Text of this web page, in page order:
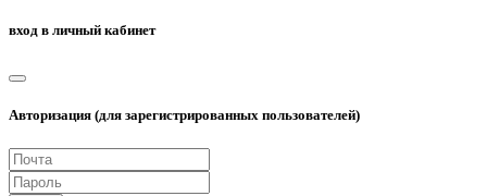
вход в личный кабинет
Авторизация (для зарегистрированных пользователей)